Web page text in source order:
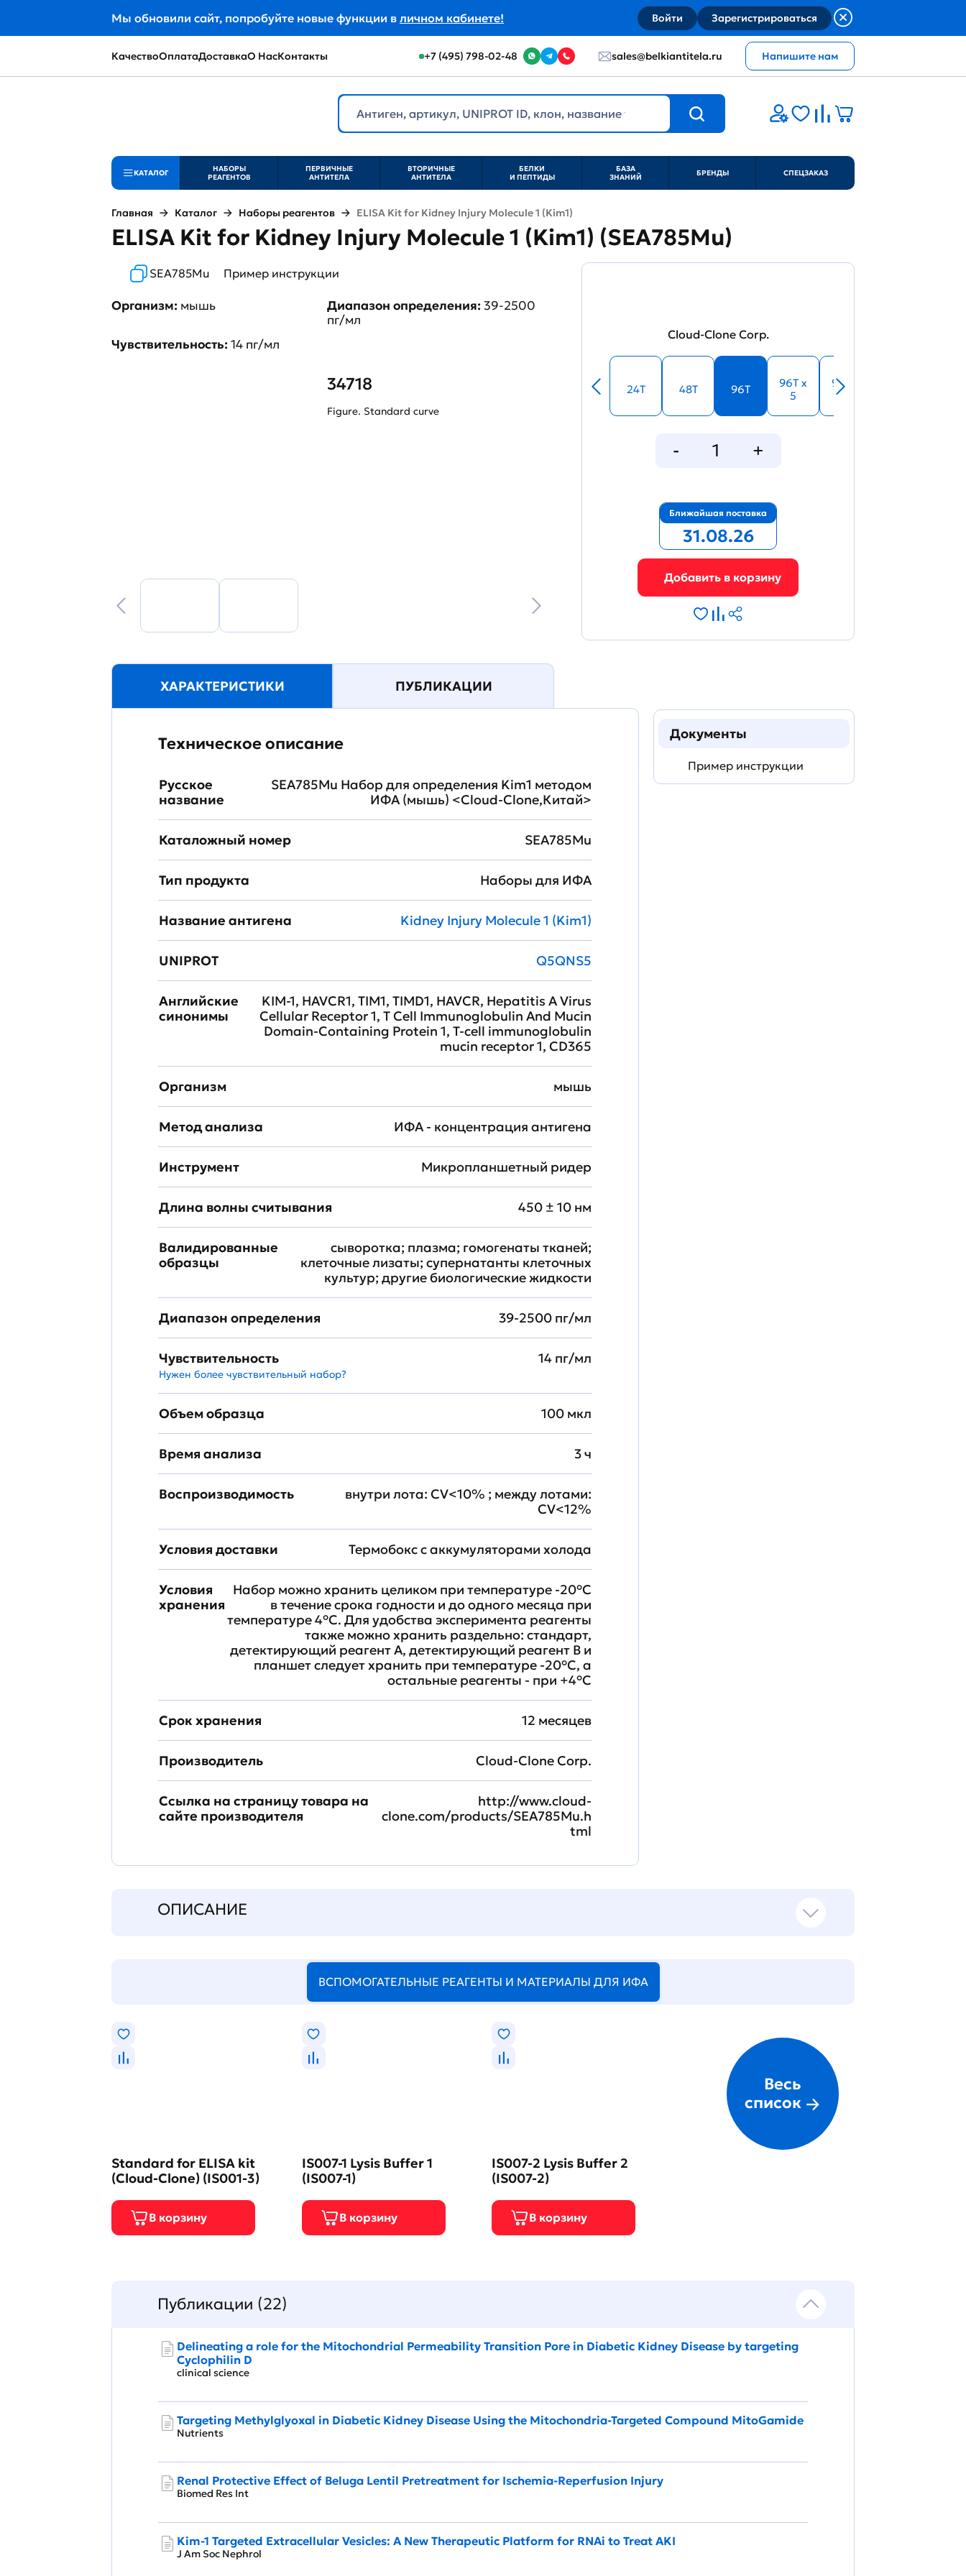
Мы обновили сайт, попробуйте новые функции в личном кабинете! Войти Зарегистрироваться
КачествоОплатаДоставкаО НасКонтакты +7 (495) 798-02-48 sales@belkiantitela.ru Напишите нам
КАТАЛОГ
НАБОРЫ
РЕАГЕНТОВ
ПЕРВИЧНЫЕ
АНТИТЕЛА
ВТОРИЧНЫЕ
АНТИТЕЛА
БЕЛКИ
И ПЕПТИДЫ
БАЗА
ЗНАНИЙ
БРЕНДЫ СПЕЦЗАКАЗ
Главная Каталог Наборы реагентов ELISA Kit for Kidney Injury Molecule 1 (Kim1)
ELISA Kit for Kidney Injury Molecule 1 (Kim1) (SEA785Mu)
SEA785Mu Пример инструкции
Организм: мышь Диапазон определения:39-2500
пг/мл
Чувствительность:14 пг/мл
34718
Figure. Standard curve
Cloud-Clone Corp.
24T 48T 96T
96T x
5
96T x
10
Ближайшая поставка
31.08.26
ХАРАКТЕРИСТИКИ ПУБЛИКАЦИИ
Техническое описание
Русское
название
SEA785Mu Набор для определения Kim1 методом
ИФА (мышь) <Cloud-Clone,Китай>
Каталожный номер SEA785Mu
Тип продукта Наборы для ИФА
Название антигена Kidney Injury Molecule 1 (Kim1)
UNIPROT Q5QNS5
Английские
синонимы
KIM-1, HAVCR1, TIM1, TIMD1, HAVCR, Hepatitis A Virus
Cellular Receptor 1, T Cell Immunoglobulin And Mucin
Domain-Containing Protein 1, T-cell immunoglobulin
mucin receptor 1, CD365
Организм мышь
Метод анализа ИФА - концентрация антигена
Инструмент Микропланшетный ридер
Длина волны считывания 450 ± 10 нм
Валидированные
образцы
сыворотка; плазма; гомогенаты тканей;
клеточные лизаты; супернатанты клеточных
культур; другие биологические жидкости
Диапазон определения 39-2500 пг/мл
Чувствительность
Нужен более чувствительный набор?
14 пг/мл
Объем образца 100 мкл
Время анализа 3 ч
Воспроизводимость
внутри лота: CV<10% ; между лотами:
CV<12%
Условия доставки Термобокс с аккумуляторами холода
Условия
хранения
Набор можно хранить целиком при температуре -20°C
в течение срока годности и до одного месяца при
температуре 4°C. Для удобства эксперимента реагенты
также можно хранить раздельно: стандарт,
детектирующий реагент A, детектирующий реагент B и
планшет следует хранить при температуре -20°C, а
остальные реагенты - при +4°С
Срок хранения 12 месяцев
Производитель Cloud-Clone Corp.
Ссылка на страницу товара на
сайте производителя
http://www.cloud-
clone.com/products/SEA785Mu.h
tml
Документы
Пример инструкции
ОПИСАНИЕ
ВСПОМОГАТЕЛЬНЫЕ РЕАГЕНТЫ И МАТЕРИАЛЫ ДЛЯ ИФА
Standard for ELISA kit
(Cloud-Clone) (IS001-3)
IS007-1 Lysis Buffer 1
(IS007-1)
IS007-2 Lysis Buffer 2
(IS007-2)
Весь
список
Публикации (22)
Delineating a role for the Mitochondrial Permeability Transition Pore in Diabetic Kidney Disease by targeting
Cyclophilin D
clinical science
Targeting Methylglyoxal in Diabetic Kidney Disease Using the Mitochondria-Targeted Compound MitoGamide
Nutrients
Renal Protective Effect of Beluga Lentil Pretreatment for Ischemia-Reperfusion Injury
Biomed Res Int
Kim-1 Targeted Extracellular Vesicles: A New Therapeutic Platform for RNAi to Treat AKI
J Am Soc Nephrol